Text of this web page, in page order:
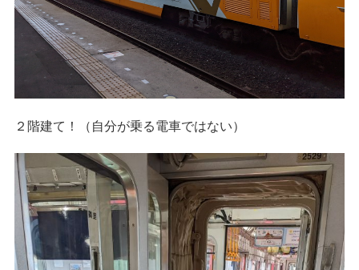
２階建て！（自分が乗る電車ではない）